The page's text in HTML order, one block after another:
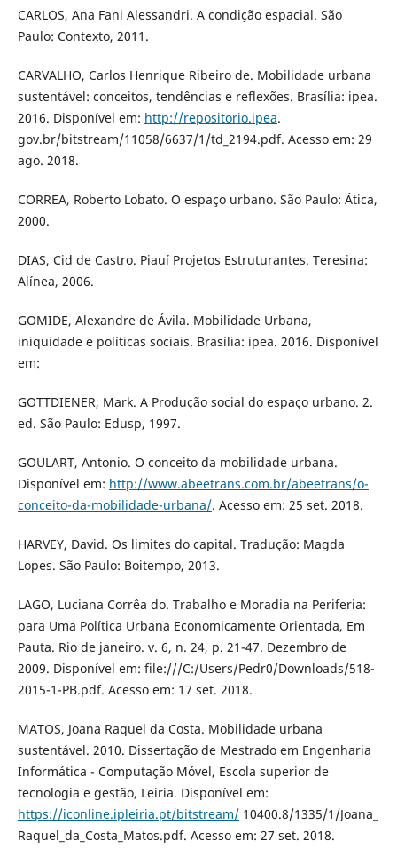
CARLOS, Ana Fani Alessandri. A condição espacial. São
Paulo: Contexto, 2011.
CARVALHO, Carlos Henrique Ribeiro de. Mobilidade urbana
sustentável: conceitos, tendências e reflexões. Brasília: ipea.
2016. Disponível em: http://repositorio.ipea.
gov.br/bitstream/11058/6637/1/td_2194.pdf. Acesso em: 29
ago. 2018.
CORREA, Roberto Lobato. O espaço urbano. São Paulo: Ática,
2000.
DIAS, Cid de Castro. Piauí Projetos Estruturantes. Teresina:
Alínea, 2006.
GOMIDE, Alexandre de Ávila. Mobilidade Urbana,
iniquidade e políticas sociais. Brasília: ipea. 2016. Disponível
em:
GOTTDIENER, Mark. A Produção social do espaço urbano. 2.
ed. São Paulo: Edusp, 1997.
GOULART, Antonio. O conceito da mobilidade urbana.
Disponível em: http://www.abeetrans.com.br/abeetrans/o-
conceito-da-mobilidade-urbana/. Acesso em: 25 set. 2018.
HARVEY, David. Os limites do capital. Tradução: Magda
Lopes. São Paulo: Boitempo, 2013.
LAGO, Luciana Corrêa do. Trabalho e Moradia na Periferia:
para Uma Política Urbana Economicamente Orientada, Em
Pauta. Rio de janeiro. v. 6, n. 24, p. 21-47. Dezembro de
2009. Disponível em: file:///C:/Users/Pedr0/Downloads/518-
2015-1-PB.pdf. Acesso em: 17 set. 2018.
MATOS, Joana Raquel da Costa. Mobilidade urbana
sustentável. 2010. Dissertação de Mestrado em Engenharia
Informática - Computação Móvel, Escola superior de
tecnologia e gestão, Leiria. Disponível em:
https://iconline.ipleiria.pt/bitstream/10400.8/1335/1/Joana_
Raquel_da_Costa_Matos.pdf. Acesso em: 27 set. 2018.